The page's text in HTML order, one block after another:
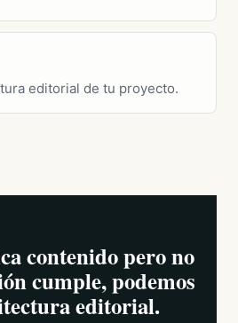
editorial de tu proyecto.
contenido pero no
cumple, podemos
editorial.